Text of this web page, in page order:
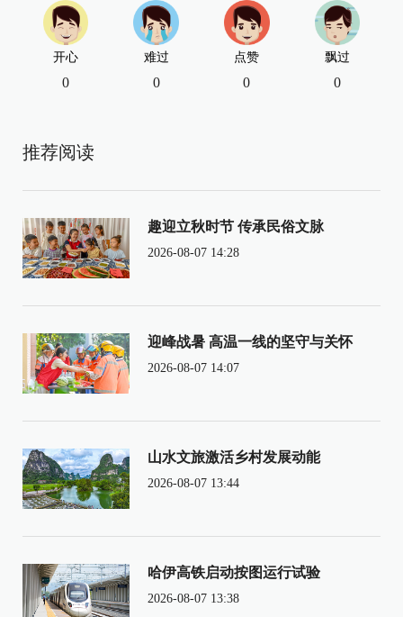
开心
0
难过
0
点赞
0
飘过
0
推荐阅读
趣迎立秋时节 传承民俗文脉
2026-08-07 14:28
迎峰战暑 高温一线的坚守与关怀
2026-08-07 14:07
山水文旅激活乡村发展动能
2026-08-07 13:44
哈伊高铁启动按图运行试验
2026-08-07 13:38